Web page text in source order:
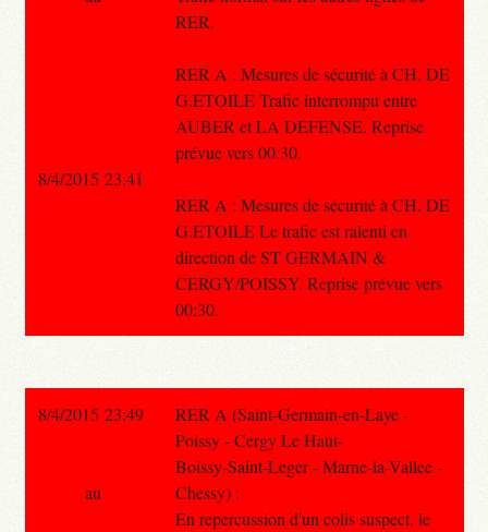
RER.
RER A : Mesures de sécurité à CH. DE
G.ETOILE Trafic interrompu entre
AUBER et LA DEFENSE. Reprise
prévue vers 00:30.
RER A : Mesures de sécurité à CH. DE
G.ETOILE Le trafic est ralenti en
direction de ST GERMAIN &
CERGY/POISSY. Reprise prévue vers
00:30.
8/4/2015 23:41
8/4/2015 23:49
RER A (Saint-Germain-en-Laye -
Poissy - Cergy Le Haut-
Boissy-Saint-Leger - Marne-la-Vallee -
Chessy) :
En repercussion d'un colis suspect, le
au